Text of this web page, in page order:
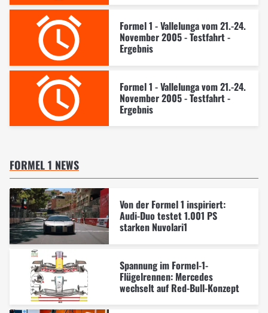
Formel 1 - Vallelunga vom 21.-24.
November 2005 - Testfahrt -
Ergebnis
Formel 1 - Vallelunga vom 21.-24.
November 2005 - Testfahrt -
Ergebnis
FORMEL 1 NEWS
Von der Formel 1 inspiriert:
Audi-Duo testet 1.001 PS
starken Nuvolari1
Spannung im Formel-1-
Flügelrennen: Mercedes
wechselt auf Red-Bull-Konzept